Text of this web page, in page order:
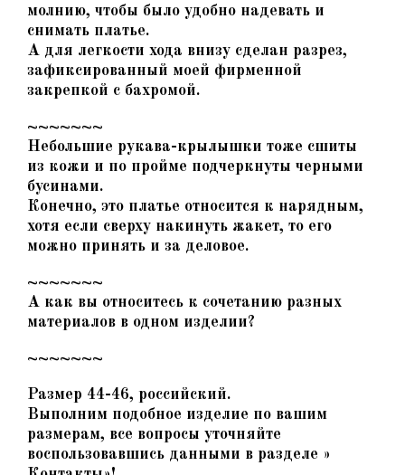
молнию, чтобы было удобно надевать и
снимать платье.
А для легкости хода внизу сделан разрез,
зафиксированный моей фирменной
закрепкой с бахромой.
~~~~~~~
Небольшие рукава-крылышки тоже сшиты
из кожи и по пройме подчеркнуты черными
бусинами.
Конечно, это платье относится к нарядным,
хотя если сверху накинуть жакет, то его
можно принять и за деловое.
~~~~~~~
А как вы относитесь к сочетанию разных
материалов в одном изделии?
~~~~~~~
Размер 44-46, российский.
Выполним подобное изделие по вашим
размерам, все вопросы уточняйте
воспользовавшись данными в разделе »